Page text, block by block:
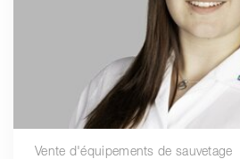
Vente d'équipements de sauvetage